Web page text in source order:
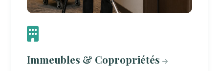
Immeubles & Copropriétés